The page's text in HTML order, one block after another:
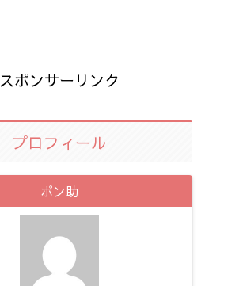
スポンサーリンク
プロフィール
ポン助